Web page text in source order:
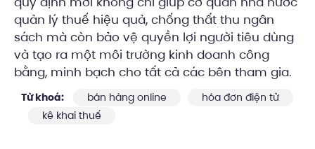
quản lý thuế hiệu quả, chống thất thu ngân
sách mà còn bảo vệ quyền lợi người tiêu dùng
và tạo ra một môi trường kinh doanh công
bằng, minh bạch cho tất cả các bên tham gia.
Từ khoá: bán hàng online
hóa đơn điện tử
kê khai thuế